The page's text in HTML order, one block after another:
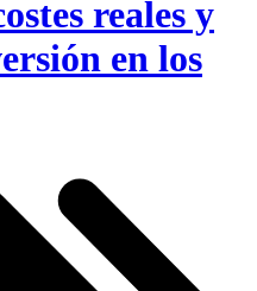
reales y
en los